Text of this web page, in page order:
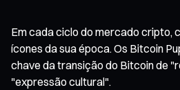
Em cada ciclo do mercado cripto,
ícones da sua época. Os Bitcoin
chave da transição do Bitcoin de
"expressão cultural".